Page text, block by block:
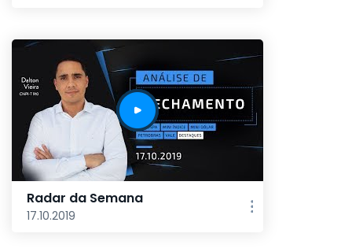
Radar da Semana
17.10.2019